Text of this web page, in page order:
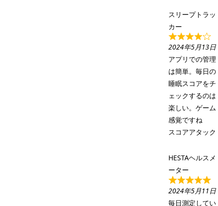
スリープトラッ
カー
2024年5月13日
アプリでの管理
は簡単。毎日の
睡眠スコアをチ
ェックするのは
楽しい。ゲーム
感覚ですね
スコアアタック
HESTAヘルスメ
ーター
2024年5月11日
毎日測定してい